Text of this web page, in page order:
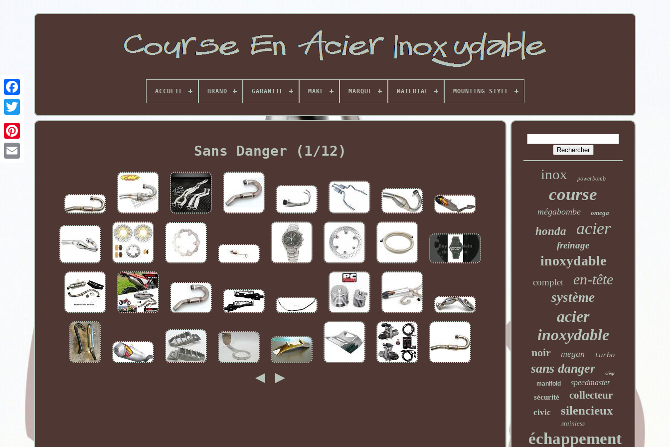
Pinterest
ACCUEIL BRAND GARANTIE MAKE MARQUE MATERIAL MOUNTING STYLE
Sans Danger (1/12)
inox powerbomb
course
mégabombe omega
honda acier
freinage
inoxydable
complet en-tête
système
acier
inoxydable
noir megan turbo
sans danger siège
manifold speedmaster
sécurité collecteur
civic silencieux
stainless
échappement